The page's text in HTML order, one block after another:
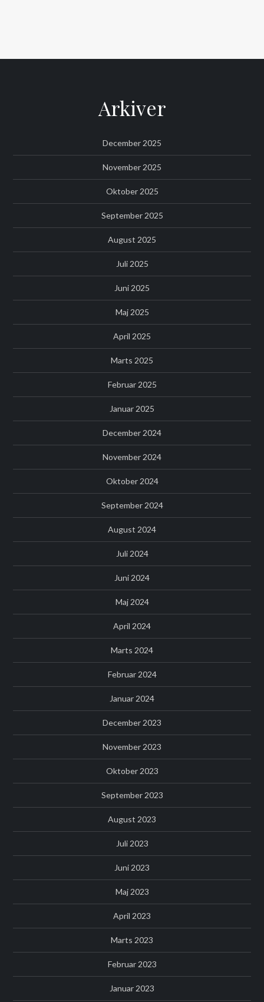
Arkiver
December 2025
November 2025
Oktober 2025
September 2025
August 2025
Juli 2025
Juni 2025
Maj 2025
April 2025
Marts 2025
Februar 2025
Januar 2025
December 2024
November 2024
Oktober 2024
September 2024
August 2024
Juli 2024
Juni 2024
Maj 2024
April 2024
Marts 2024
Februar 2024
Januar 2024
December 2023
November 2023
Oktober 2023
September 2023
August 2023
Juli 2023
Juni 2023
Maj 2023
April 2023
Marts 2023
Februar 2023
Januar 2023